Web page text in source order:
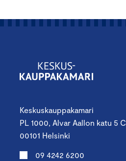
Keskuskauppakamari
PL 1000, Alvar Aallon katu 5 C
00101 Helsinki
09 4242 6200